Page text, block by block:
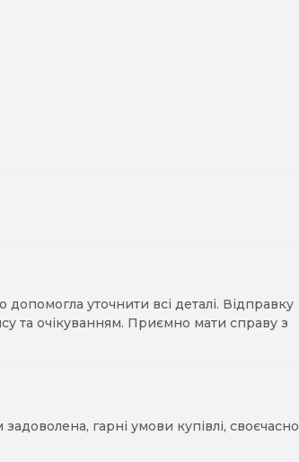
уточнити всі деталі. Відправку
та очікуванням. Приємно мати справу з
гарні умови купівлі, своєчасно